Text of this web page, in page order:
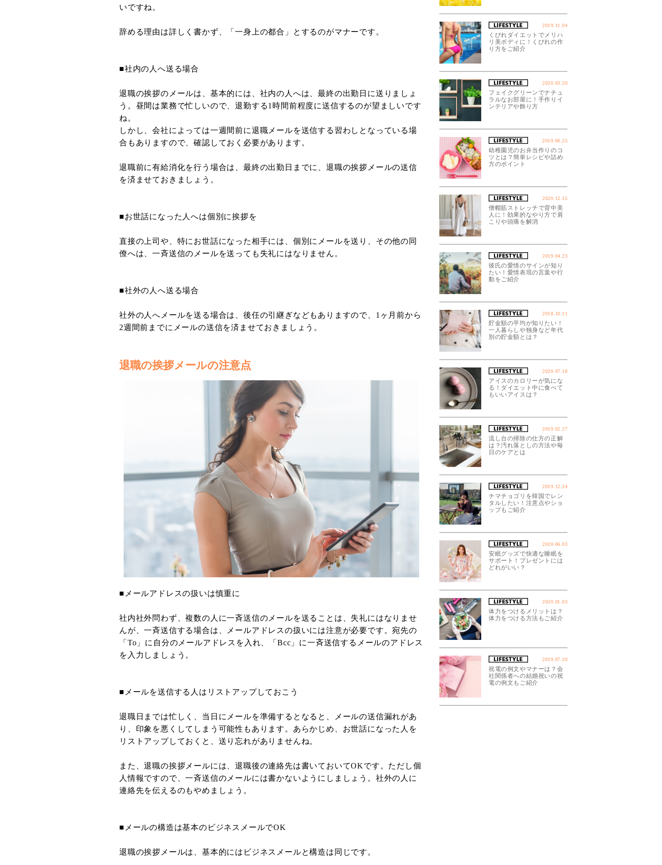
いですね。
辞める理由は詳しく書かず、「一身上の都合」とするのがマナーです。
■社内の人へ送る場合
退職の挨拶のメールは、基本的には、社内の人へは、最終の出勤日に送りましょ
う。昼間は業務で忙しいので、退勤する1時間前程度に送信するのが望ましいです
ね。
しかし、会社によっては一週間前に退職メールを送信する習わしとなっている場
合もありますので、確認しておく必要があります。
退職前に有給消化を行う場合は、最終の出勤日までに、退職の挨拶メールの送信
を済ませておきましょう。
■お世話になった人へは個別に挨拶を
直接の上司や、特にお世話になった相手には、個別にメールを送り、その他の同
僚へは、一斉送信のメールを送っても失礼にはなりません。
■社外の人へ送る場合
社外の人へメールを送る場合は、後任の引継ぎなどもありますので、1ヶ月前から
2週間前までにメールの送信を済ませておきましょう。
退職の挨拶メールの注意点
■メールアドレスの扱いは慎重に
社内社外問わず、複数の人に一斉送信のメールを送ることは、失礼にはなりませ
んが、一斉送信する場合は、メールアドレスの扱いには注意が必要です。宛先の
「To」に自分のメールアドレスを入れ、「Bcc」に一斉送信するメールのアドレス
を入力しましょう。
■メールを送信する人はリストアップしておこう
退職日までは忙しく、当日にメールを準備するとなると、メールの送信漏れがあ
り、印象を悪くしてしまう可能性もあります。あらかじめ、お世話になった人を
リストアップしておくと、送り忘れがありませんね。
また、退職の挨拶メールには、退職後の連絡先は書いておいてOKです。ただし個
人情報ですので、一斉送信のメールには書かないようにしましょう。社外の人に
連絡先を伝えるのもやめましょう。
■メールの構造は基本のビジネスメールでOK
退職の挨拶メールは、基本的にはビジネスメールと構造は同じです。
2019.11.04
くびれダイエットでメリハ
リ美ボディに！くびれの作
り方をご紹介
2020.03.20
フェイクグリーンでナチュ
ラルなお部屋に！手作りイ
ンテリアや飾り方
2019.06.25
幼稚園児のお弁当作りのコ
ツとは？簡単レシピや詰め
方のポイント
2020.12.15
僧帽筋ストレッチで背中美
人に！効果的なやり方で肩
こりや頭痛を解消
2019.04.23
彼氏の愛情のサインが知り
たい！愛情表現の言葉や行
動をご紹介
2018.10.11
貯金額の平均が知りたい！
一人暮らしや独身など年代
別の貯金額とは？
2020.07.18
アイスのカロリーが気にな
る！ダイエット中に食べて
もいいアイスは？
2019.02.27
流し台の掃除の仕方の正解
は？汚れ落としの方法や毎
日のケアとは
2019.12.24
チマチョゴリを韓国でレン
タルしたい！注意点やショ
ップもご紹介
2020.06.03
安眠グッズで快適な睡眠を
サポート！プレゼントには
どれがいい？
2020.01.03
体力をつけるメリットは？
体力をつける方法もご紹介
2019.07.20
祝電の例文やマナーは？会
社関係者への結婚祝いの祝
電の例文もご紹介